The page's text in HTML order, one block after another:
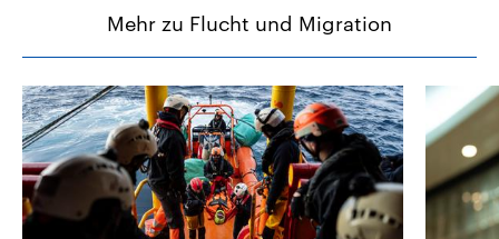
Mehr zu Flucht und Migration